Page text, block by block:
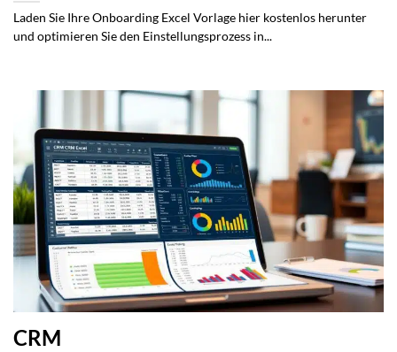
Laden Sie Ihre Onboarding Excel Vorlage hier kostenlos herunter
und optimieren Sie den Einstellungsprozess in...
CRM